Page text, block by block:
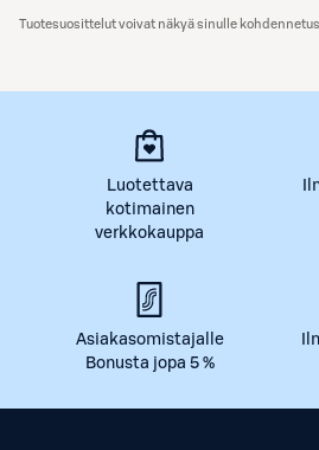
Tuotesuosittelut voivat näkyä sinulle
Luotettava
kotimainen
verkkokauppa
Asiakasomistajalle
Bonusta jopa 5 %